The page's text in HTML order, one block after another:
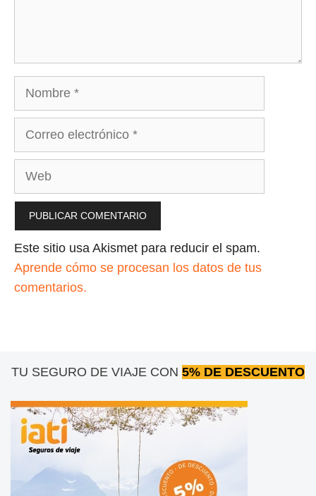
Nombre
Este sitio usa Akismet para reducir el spam.
Aprende cómo se procesan los datos de tus
comentarios.
TU SEGURO DE VIAJE CON 5% DE DESCUENTO